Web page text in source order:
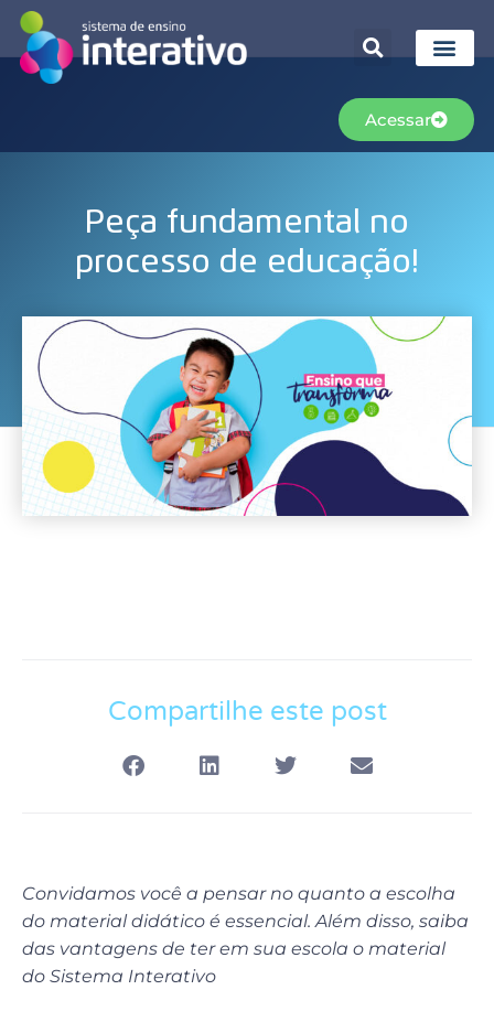
Acessar
Peça fundamental no
processo de educação!
Compartilhe este post
Convidamos você a pensar no quanto a escolha
do material didático é essencial. Além disso, saiba
das vantagens de ter em sua escola o material
do Sistema Interativo